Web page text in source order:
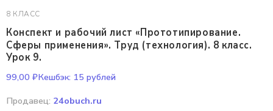
8 КЛАСС
Конспект и рабочий лист «Прототипирование.
Сферы применения». Труд (технология). 8 класс.
Урок 9.
99,00 ₽Кешбэк: 15 рублей
Продавец: 24obuch.ru